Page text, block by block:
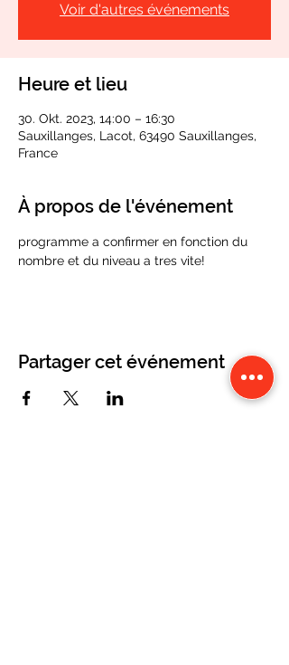
Voir d'autres événements
Heure et lieu
30. Okt. 2023, 14:00 – 16:30
Sauxillanges, Lacot, 63490 Sauxillanges,
France
À propos de l'événement
programme a confirmer en fonction du
nombre et du niveau a tres vite!
Partager cet événement